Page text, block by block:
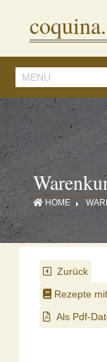
Diese Seite verwendet
Mit der Nutzung dieser
HOME
Zurück
Rezepte
Als Pdf-